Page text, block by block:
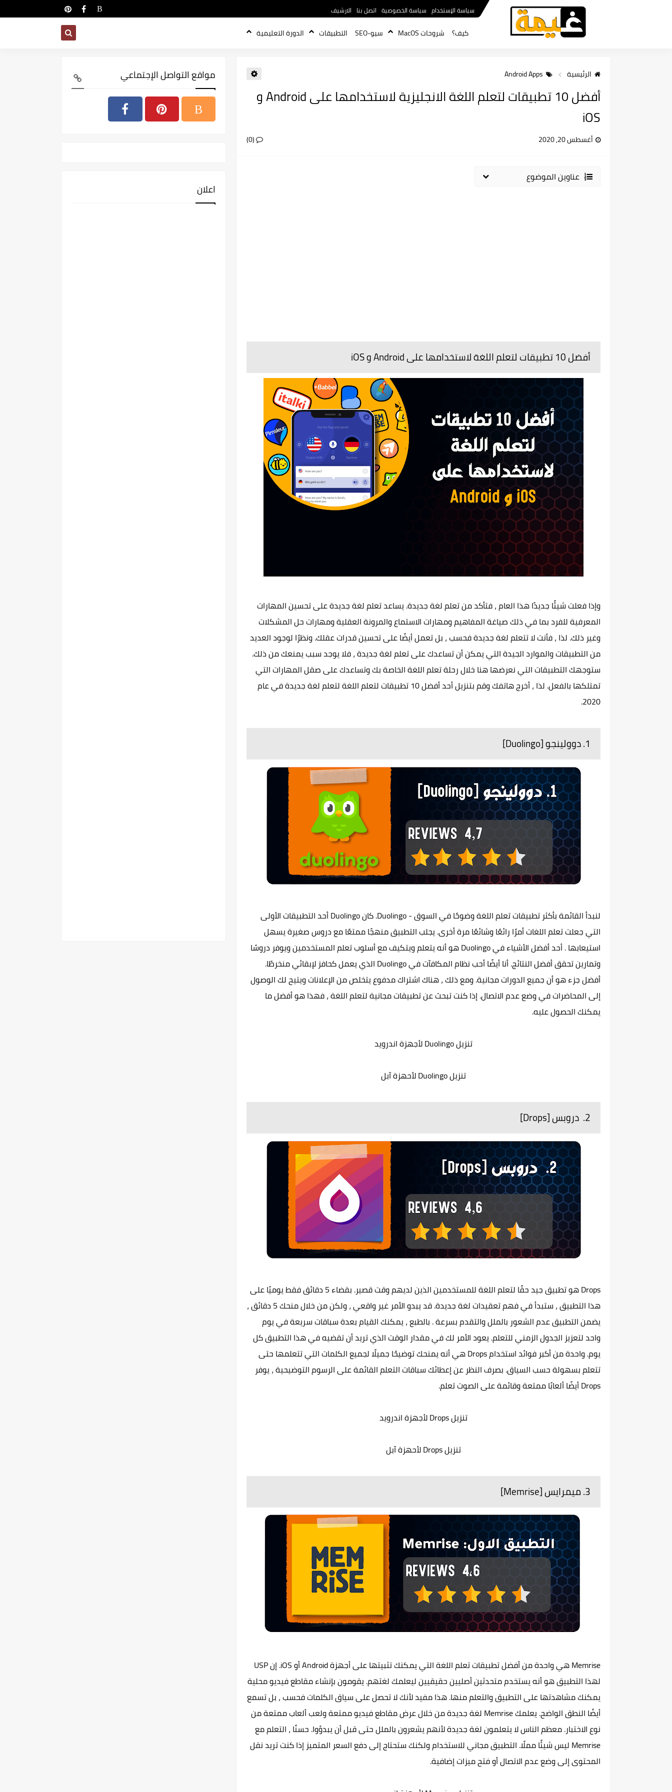
سياسة الإستخدام سياسة الخصوصية اتصل بنا الارشيف
كيف؟ شروحات MacOS سيو-SEO التطبيقات الدورة التعليمية
الرئيسية Android Apps
أفضل 10 تطبيقات لتعلم اللغة الانجليزية لاستخدامها على Android و
iOS
أغسطس 20, 2020 (0)
عناوين الموضوع
أفضل 10 تطبيقات لتعلم اللغة لاستخدامها على Android و iOS
وإذا فعلت شيئًا جديدًا هذا العام ، فتأكد من تعلم لغة جديدة. يساعد تعلم لغة جديدة على تحسين المهارات
المعرفية للفرد بما في ذلك صياغة المفاهيم ومهارات الاستماع والمرونة العقلية ومهارات حل المشكلات
وغير ذلك. لذا ، فأنت لا تتعلم لغة جديدة فحسب ، بل تعمل أيضًا على تحسين قدرات عقلك. ونظرًا لوجود العديد
من التطبيقات والموارد الجيدة التي يمكن أن تساعدك على تعلم لغة جديدة ، فلا يوجد سبب يمنعك من ذلك.
ستوجهك التطبيقات التي نعرضها هنا خلال رحلة تعلم اللغة الخاصة بك وتساعدك على صقل المهارات التي
تمتلكها بالفعل. لذا ، أخرج هاتفك وقم بتنزيل أحد أفضل 10 تطبيقات لتعلم اللغة لتعلم لغة جديدة في عام
2020.
1. دوولينجو [Duolingo]
لنبدأ القائمة بأكثر تطبيقات تعلم اللغة وضوحًا في السوق - Duolingo. كان Duolingo أحد التطبيقات الأولى
التي جعلت تعلم اللغات أمرًا رائعًا وشائعًا مرة أخرى. يجلب التطبيق منهجًا ممتعًا مع دروس صغيرة يسهل
استيعابها . أحد أفضل الأشياء في Duolingo هو أنه يتعلم ويتكيف مع أسلوب تعلم المستخدمين ويوفر دروسًا
وتمارين تحقق أفضل النتائج. أنا أيضًا أحب نظام المكافآت في Duolingo الذي يعمل كحافز لإبقائي منخرطًا.
أفضل جزء هو أن جميع الدورات مجانية. ومع ذلك ، هناك اشتراك مدفوع يتخلص من الإعلانات ويتيح لك الوصول
إلى المحاضرات في وضع عدم الاتصال. إذا كنت تبحث عن تطبيقات مجانية لتعلم اللغة ، فهذا هو أفضل ما
يمكنك الحصول عليه.
تنزيل Duolingo لأجهزة اندرويد
تنزيل Duolingo لأحهزة آبل
2. دروبس [Drops]
Drops هو تطبيق جيد حقًا لتعلم اللغة للمستخدمين الذين لديهم وقت قصير. بقضاء 5 دقائق فقط يوميًا على
هذا التطبيق ، ستبدأ في فهم تعقيدات لغة جديدة. قد يبدو الأمر غير واقعي ، ولكن من خلال منحك 5 دقائق ،
يضمن التطبيق عدم الشعور بالملل والتقدم بسرعة . بالطبع ، يمكنك القيام بعدة سباقات سريعة في يوم
واحد لتعزيز الجدول الزمني للتعلم. يعود الأمر لك في مقدار الوقت الذي تريد أن تقضيه في هذا التطبيق كل
يوم. واحدة من أكبر فوائد استخدام Drops هي أنه يمنحك توضيحًا جميلًا لجميع الكلمات التي تتعلمها حتى
تتعلم بسهولة حسب السياق. بصرف النظر عن إعطائك سباقات التعلم القائمة على الرسوم التوضيحية ، يوفر
Drops أيضًا ألعابًا ممتعة وقائمة على الصوت تعلم.
تنزيل Drops لأجهزة اندرويد
تنزيل Drops لأحهزة آبل
3. ميمرايس [Memrise]
Memrise هي واحدة من أفضل تطبيقات تعلم اللغة التي يمكنك تثبيتها على أجهزة Android أو iOS. إن USP
لهذا التطبيق هو أنه يستخدم متحدثين أصليين حقيقيين ليعلمك لغتهم. يقومون بإنشاء مقاطع فيديو محلية
يمكنك مشاهدتها على التطبيق والتعلم منها. هذا مفيد لأنك لا تحصل على سياق الكلمات فحسب ، بل تسمع
أيضًا النطق الواضح. يعلمك Memrise لغة جديدة من خلال عرض مقاطع فيديو ممتعة ولعب ألعاب ممتعة من
نوع الاختبار. معظم الناس لا يتعلمون لغة جديدة لأنهم يشعرون بالملل حتى قبل أن يبدؤوا. حسنًا ، التعلم مع
Memrise ليس شيئًا مملًا. التطبيق مجاني للاستخدام ولكنك ستحتاج إلى دفع السعر المتميز إذا كنت تريد نقل
المحتوى إلى وضع عدم الاتصال أو فتح ميزات إضافية.
مواقع التواصل الإجتماعي
اعلان